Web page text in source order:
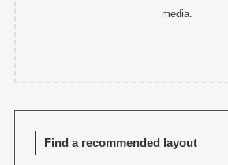
media.
Find a recommended layout